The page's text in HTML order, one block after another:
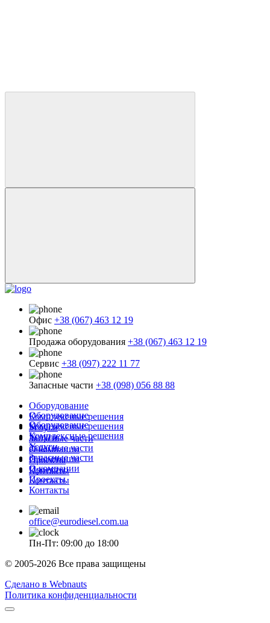
Офис +38 (067) 463 12 19
Продажа оборудования +38 (067) 463 12 19
Сервис +38 (097) 222 11 77
Запасные части +38 (098) 056 88 88
Оборудование
Комплексные решения
Услуги
Запасные части
О компании
Проекты
Контакты
Оборудование
Комплексные решения
Услуги
Запасные части
О компании
Проекты
Контакты
Оборудование
Комплексные решения
Услуги
Запасные части
О компании
Проекты
Контакты
office@eurodiesel.com.ua
Пн-Пт: 09:00 до 18:00
© 2005-2026 Все права защищены
Сделано в Webnauts
Политика конфиденциальности